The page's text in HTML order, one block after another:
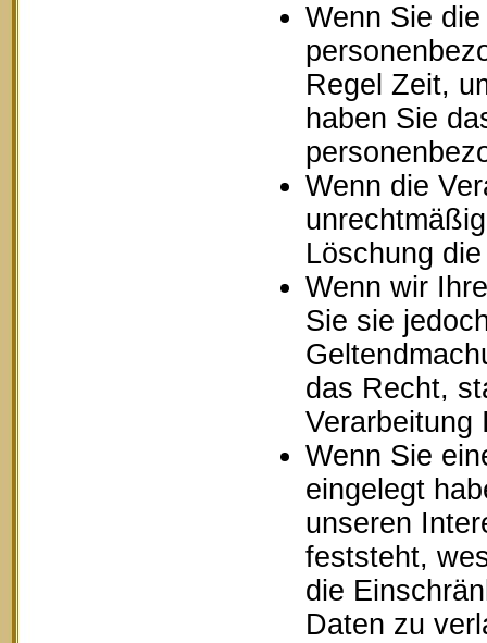
Wenn Sie
Regel Zeit,
haben Sie
Wenn die
Löschung
Wenn wir
Sie sie
das Recht,
Verarbeitung
Wenn Sie
eingelegt
unseren
feststeht,
die
Daten zu